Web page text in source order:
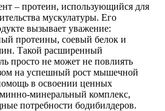
– протеин, использующийся для
мускулатуры. Его
вызывает уважение:
протеины, соевый белок и
Такой расширенный
просто не может не повлиять
на успешный рост мышечной
в освоении ценных
минеральный комплекс,
потребности бодибилдеров.